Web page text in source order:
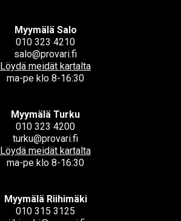
Myymälä Salo
010 323 4210
salo@provari.fi
Löydä meidät kartalta
ma-pe klo 8-16:30
Myymälä Turku
010 323 4200
turku@provari.fi
Löydä meidät kartalta
ma-pe klo 8-16:30
Myymälä Riihimäki
010 315 3125